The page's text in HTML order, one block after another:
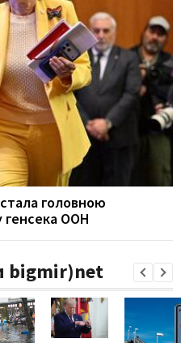
головною
генсека ООН
bigmir)net